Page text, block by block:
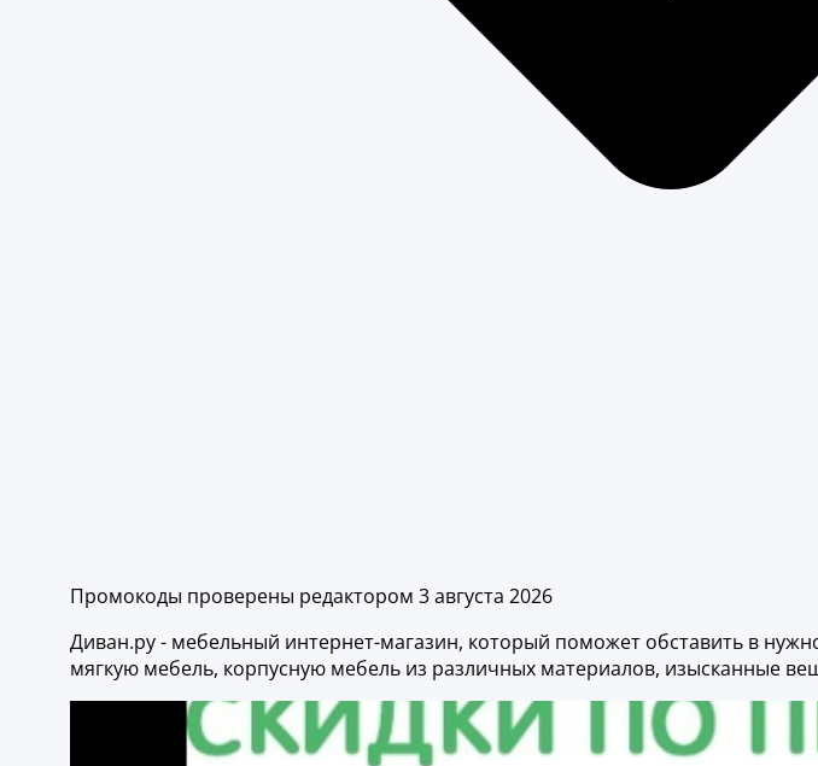
Промокоды проверены редактором 3 августа 2026
Диван.ру - мебельный интернет-магазин, который поможет обставить в
мягкую мебель, корпусную мебель из различных материалов, изысканные